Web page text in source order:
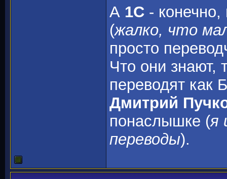
А 1С -
(жалко, что
просто
Что они знают,
переводят как
Дмитрий
понаслышке (я
переводы).